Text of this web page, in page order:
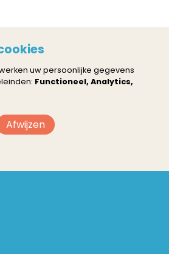
uw persoonlijke gegevens
Functioneel, Analytics,
Afwijzen